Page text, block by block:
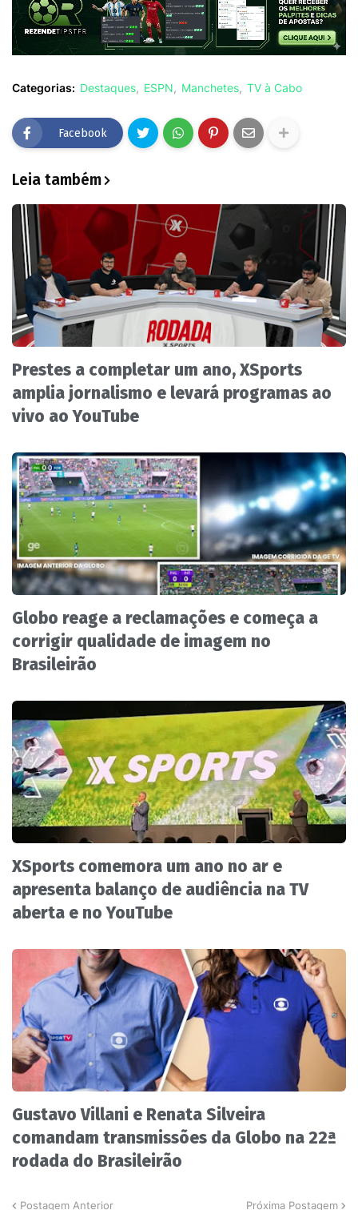
Categorias: Destaques ESPN Manchetes TV à Cabo
Facebook
Leia também
Prestes a completar um ano, XSports
amplia jornalismo e levará programas ao
vivo ao YouTube
Globo reage a reclamações e começa a
corrigir qualidade de imagem no
Brasileirão
XSports comemora um ano no ar e
apresenta balanço de audiência na TV
aberta e no YouTube
Gustavo Villani e Renata Silveira
comandam transmissões da Globo na 22ª
rodada do Brasileirão
Postagem Anterior Próxima Postagem